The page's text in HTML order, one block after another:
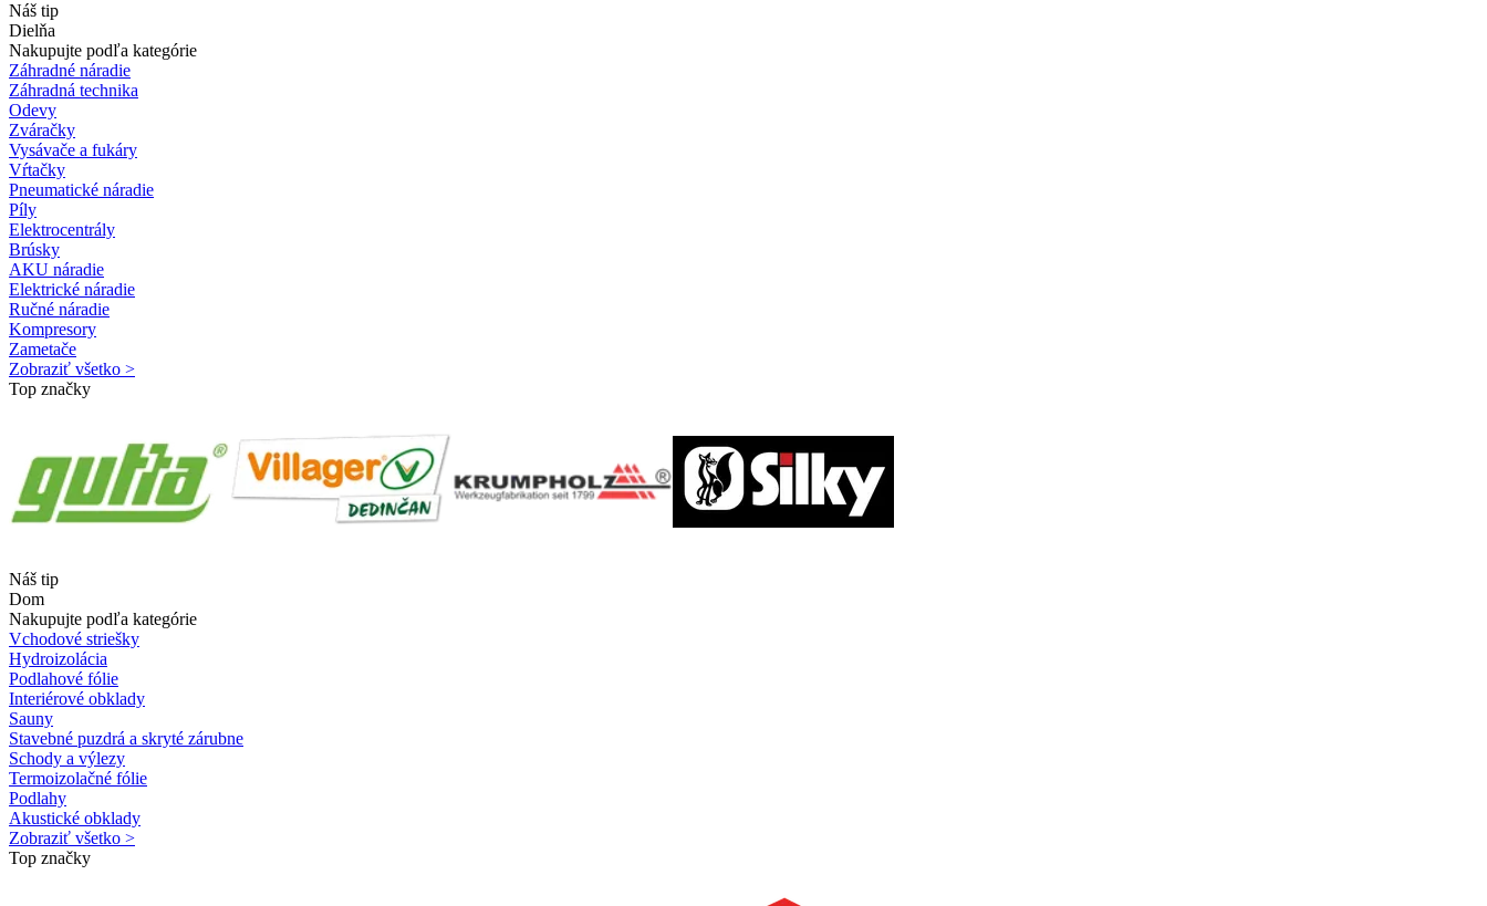
Náš tip
Dielňa
Nakupujte podľa kategórie
Záhradné náradie
Záhradná technika
Odevy
Zváračky
Vysávače a fukáry
Vŕtačky
Pneumatické náradie
Píly
Elektrocentrály
Brúsky
AKU náradie
Elektrické náradie
Ručné náradie
Kompresory
Zametače
Zobraziť všetko >
Top značky
Náš tip
Dom
Nakupujte podľa kategórie
Vchodové striešky
Hydroizolácia
Podlahové fólie
Interiérové obklady
Sauny
Stavebné puzdrá a skryté zárubne
Schody a výlezy
Termoizolačné fólie
Podlahy
Akustické obklady
Zobraziť všetko >
Top značky